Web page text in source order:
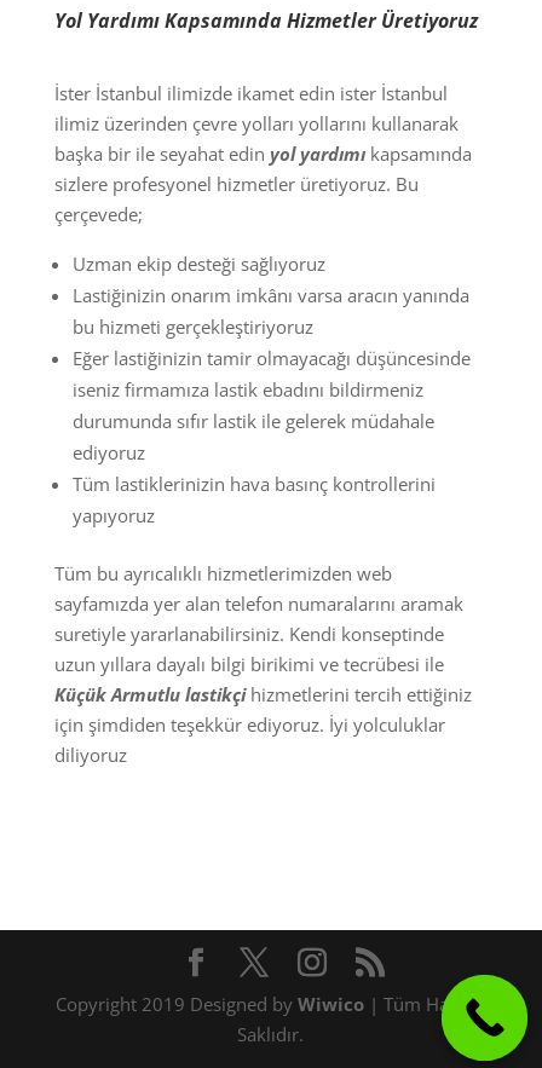
Yol Yardımı Kapsamında Hizmetler Üretiyoruz
İster İstanbul ilimizde ikamet edin ister İstanbul
ilimiz üzerinden çevre yolları yollarını kullanarak
başka bir ile seyahat edin yol yardımıkapsamında
sizlere profesyonel hizmetler üretiyoruz. Bu
çerçevede;
Uzman ekip desteği sağlıyoruz
Lastiğinizin onarım imkânı varsa aracın yanında
bu hizmeti gerçekleştiriyoruz
Eğer lastiğinizin tamir olmayacağı düşüncesinde
iseniz firmamıza lastik ebadını bildirmeniz
durumunda sıfır lastik ile gelerek müdahale
ediyoruz
Tüm lastiklerinizin hava basınç kontrollerini
yapıyoruz
Tüm bu ayrıcalıklı hizmetlerimizden web
sayfamızda yer alan telefon numaralarını aramak
suretiyle yararlanabilirsiniz. Kendi konseptinde
uzun yıllara dayalı bilgi birikimi ve tecrübesi ile
Küçük Armutlu lastikçihizmetlerini tercih ettiğiniz
için şimdiden teşekkür ediyoruz. İyi yolculuklar
diliyoruz
Copyright 2019 Designed byWiwico | Tüm Hakları
Saklıdır.